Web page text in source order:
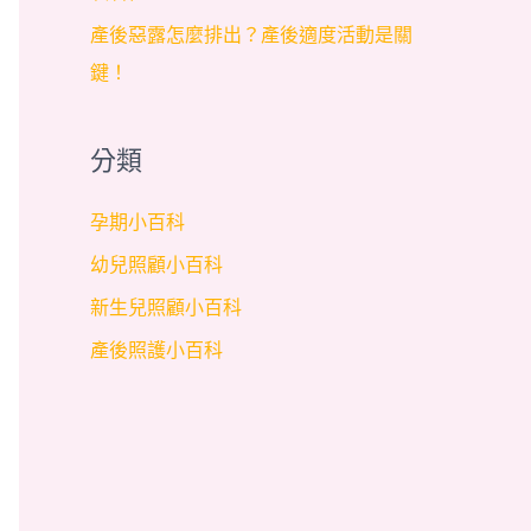
產後惡露怎麼排出？產後適度活動是關
鍵！
分類
孕期小百科
幼兒照顧小百科
新生兒照顧小百科
產後照護小百科